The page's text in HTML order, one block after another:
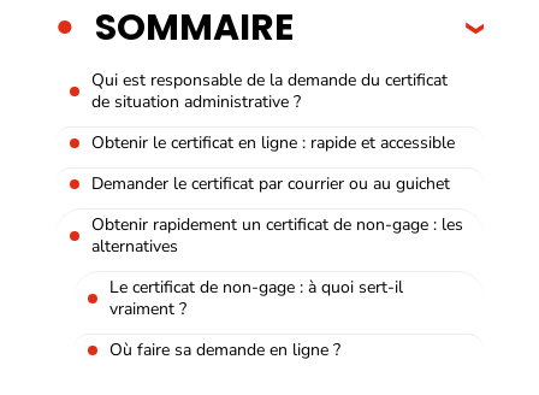
SOMMAIRE
Qui est responsable de la demande du certificat
de situation administrative ?
Obtenir le certificat en ligne : rapide et accessible
Demander le certificat par courrier ou au guichet
Obtenir rapidement un certificat de non-gage : les
alternatives
Le certificat de non-gage : à quoi sert-il
vraiment ?
Où faire sa demande en ligne ?